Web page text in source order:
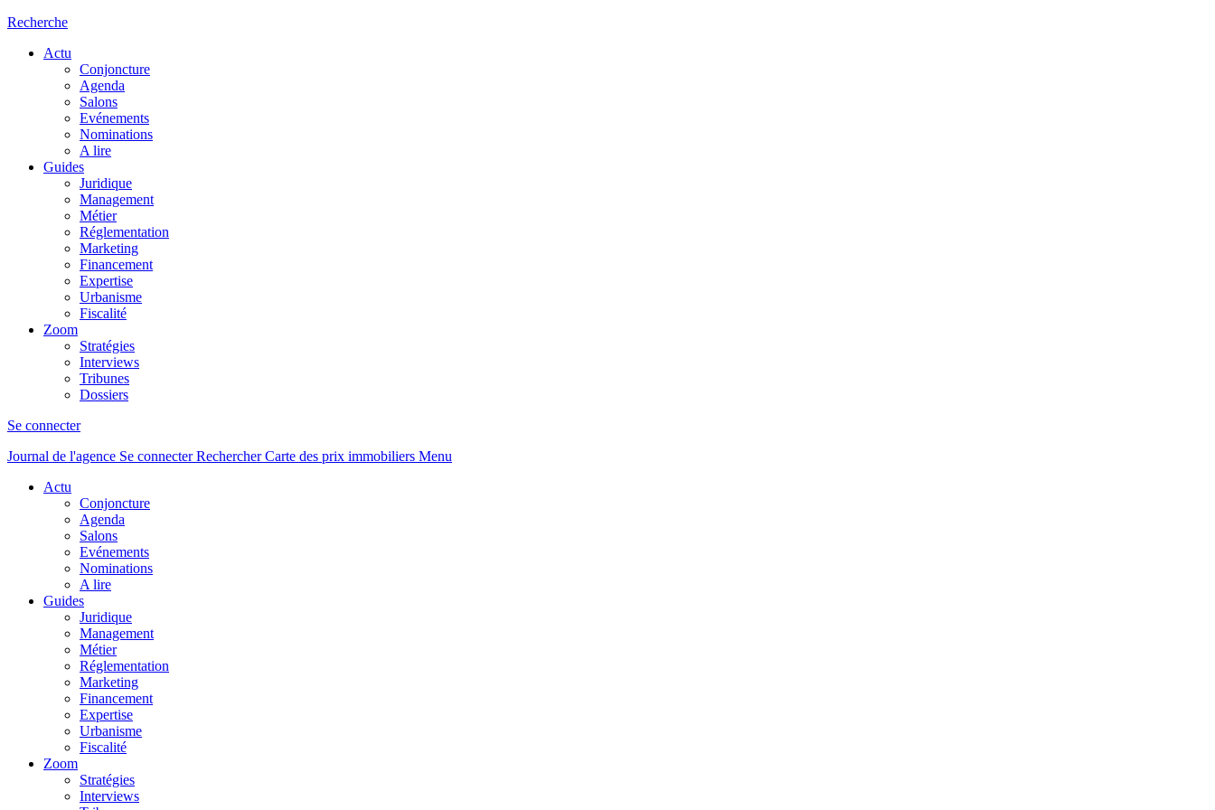
Recherche
Actu
Conjoncture
Agenda
Salons
Evénements
Nominations
A lire
Guides
Juridique
Management
Métier
Réglementation
Marketing
Financement
Expertise
Urbanisme
Fiscalité
Zoom
Stratégies
Interviews
Tribunes
Dossiers
Se connecter
Journal de l'agence Se connecterRechercher Carte des prix immobiliers Menu
Actu
Conjoncture
Agenda
Salons
Evénements
Nominations
A lire
Guides
Juridique
Management
Métier
Réglementation
Marketing
Financement
Expertise
Urbanisme
Fiscalité
Zoom
Stratégies
Interviews